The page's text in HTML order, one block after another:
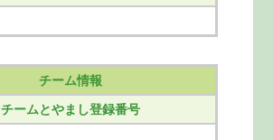
チーム情報
チームとやまし登録番号